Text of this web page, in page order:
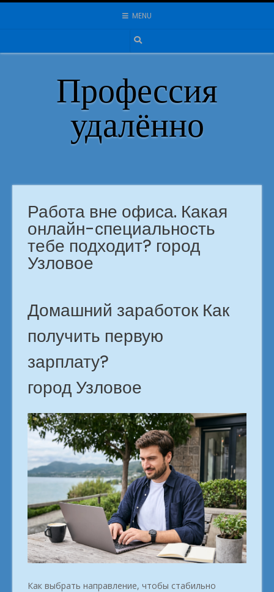
Skip
MENU
Профессия
удалённо
Работа вне офиса. Какая
онлайн-специальность
тебе подходит? город
Узловое
Домашний заработок Как
получить первую
зарплату?
город Узловое
Как выбрать направление, чтобы стабильно